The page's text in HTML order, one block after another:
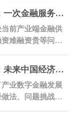
新书推荐 | 产业数字金融：一次金融服务的革命性创新
前产业端金融供
难融资贵等问
力。
新书推荐 | 产业数字金融：未来中国经济增长新引擎
产业数字金融发展
法、问题挑战、